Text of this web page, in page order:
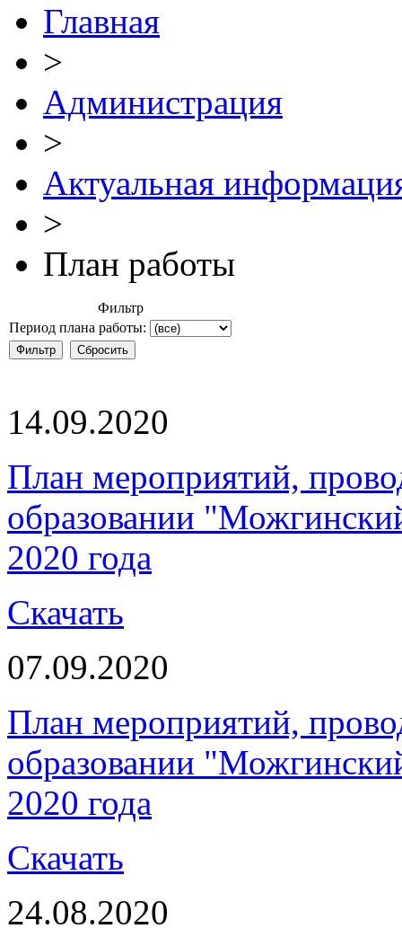
Главная
>
Администрация
>
Актуальная
>
План работы
Фильтр
Период плана работы:
14.09.2020
План мероприятий,
образовании
2020 года
Скачать
07.09.2020
План мероприятий,
образовании
2020 года
Скачать
24.08.2020